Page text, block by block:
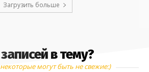
Загрузить больше
в тему?
некоторые могут быть не свежие:)